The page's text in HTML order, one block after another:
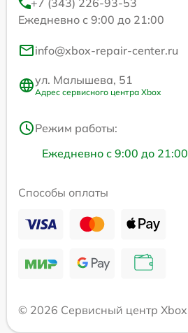
+7 (343) 226-93-53
Ежедневно с 9:00 до 21:00
info@xbox-repair-center.ru
ул. Малышева, 51
Адрес сервисного центра Xbox
Режим работы:
Ежедневно с 9:00 до 21:00
Способы оплаты
© 2026 Сервисный центр Xbox